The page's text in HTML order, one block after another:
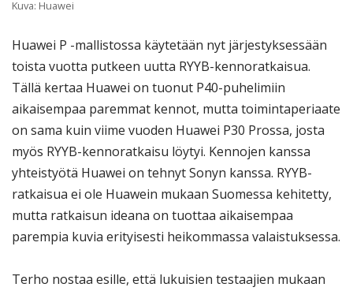
Kuva: Huawei
Huawei P -mallistossa käytetään nyt järjestyksessään
toista vuotta putkeen uutta RYYB-kennoratkaisua.
Tällä kertaa Huawei on tuonut P40-puhelimiin
aikaisempaa paremmat kennot, mutta toimintaperiaate
on sama kuin viime vuoden Huawei P30 Prossa, josta
myös RYYB-kennoratkaisu löytyi. Kennojen kanssa
yhteistyötä Huawei on tehnyt Sonyn kanssa. RYYB-
ratkaisua ei ole Huawein mukaan Suomessa kehitetty,
mutta ratkaisun ideana on tuottaa aikaisempaa
parempia kuvia erityisesti heikommassa valaistuksessa.
Terho nostaa esille, että lukuisien testaajien mukaan